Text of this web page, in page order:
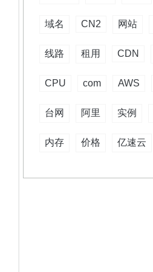
域名 CN2 网站
线路 租用 CDN
CPU com AWS
台网 阿里 实例
内存 价格 亿速云